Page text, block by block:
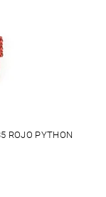
ROJO PYTHON